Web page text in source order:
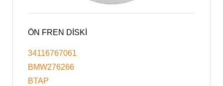
ÖN FREN DİSKİ
34116767061
BMW276266
BTAP